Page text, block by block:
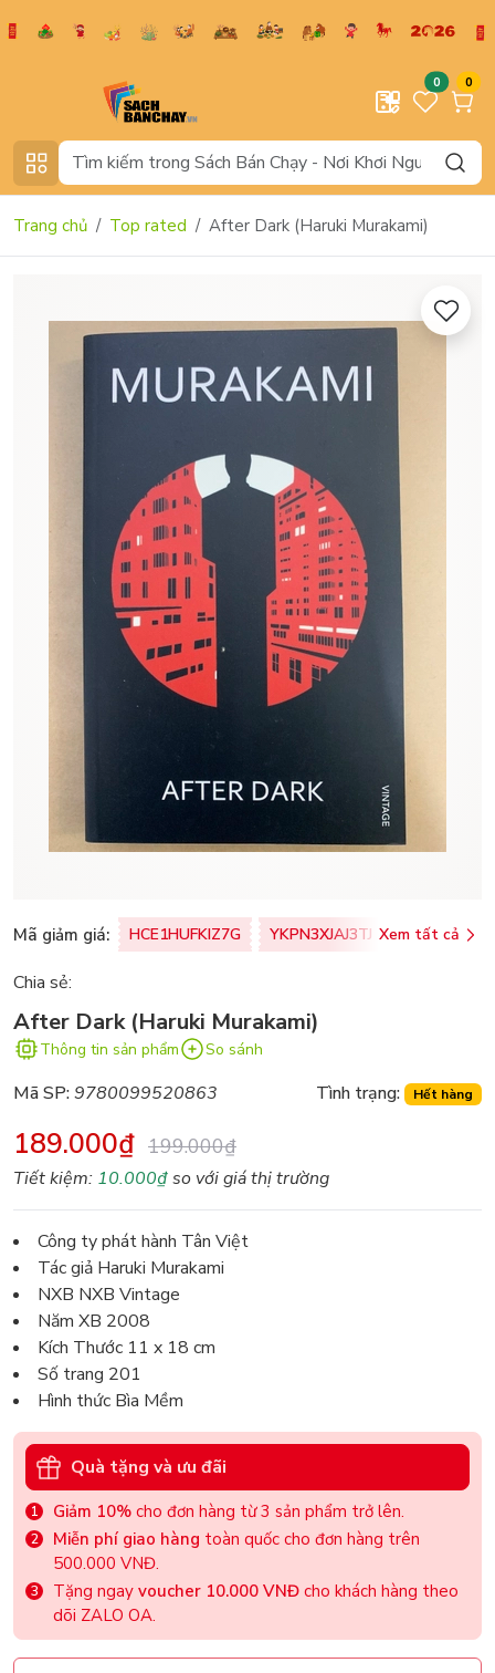
0 0
Trang chủ Top rated After Dark (Haruki Murakami)
Mã giảm giá: HCE1HUFKIZ7G YKPN3XJAJ3TJ Xem tất cả
Chia sẻ:
After Dark (Haruki Murakami)
Thông tin sản phẩm So sánh
Mã SP:9780099520863 Tình trạng: Hết hàng
189.000₫ 199.000₫
Tiết kiệm: 10.000₫so với giá thị trường
Công ty phát hành Tân Việt
Tác giả Haruki Murakami
NXB NXB Vintage
Năm XB 2008
Kích Thước 11 x 18 cm
Số trang 201
Hình thức Bìa Mềm
Quà tặng và ưu đãi
Giảm 10% cho đơn hàng từ 3 sản phẩm trở lên.
Miễn phí giao hàng toàn quốc cho đơn hàng trên
500.000 VNĐ.
Tặng ngay voucher 10.000 VNĐ cho khách hàng theo
dõi ZALO OA.